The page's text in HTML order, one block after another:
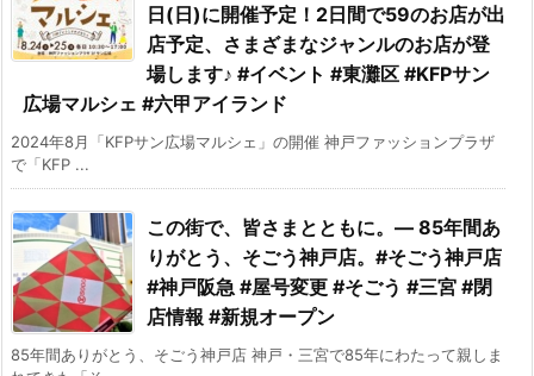
日(日)に開催予定！2日間で59のお店が出
店予定、さまざまなジャンルのお店が登
場します♪ #イベント #東灘区 #KFPサン
広場マルシェ #六甲アイランド
2024年8月「KFPサン広場マルシェ」の開催 神戸ファッションプラザ
で「KFP ...
この街で、皆さまとともに。― 85年間あ
りがとう、そごう神戸店。#そごう神戸店
#神戸阪急 #屋号変更 #そごう #三宮 #閉
店情報 #新規オープン
85年間ありがとう、そごう神戸店 神戸・三宮で85年にわたって親しま